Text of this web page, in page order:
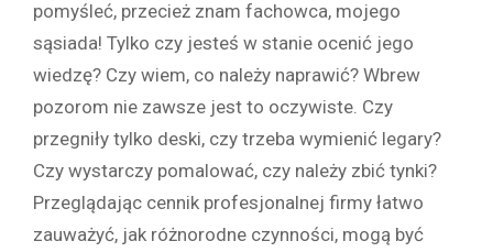
pomyśleć, przecież znam fachowca, mojego
sąsiada! Tylko czy jesteś w stanie ocenić jego
wiedzę? Czy wiem, co należy naprawić? Wbrew
pozorom nie zawsze jest to oczywiste. Czy
przegniły tylko deski, czy trzeba wymienić legary?
Czy wystarczy pomalować, czy należy zbić tynki?
Przeglądając cennik profesjonalnej firmy łatwo
zauważyć, jak różnorodne czynności, mogą być